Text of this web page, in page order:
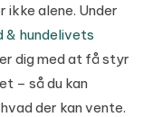
ikke alene. Under
& hundelivets
dig med at få styr
– så du kan
der kan vente.